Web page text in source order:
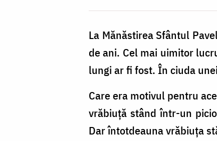
La Mănăstirea Sfântul
de ani. Cel mai uimitor
lungi ar fi fost. În ciuda
Care era motivul pentru
vrăbiuţă stând într-un
Dar întotdeauna vrăbiuţa